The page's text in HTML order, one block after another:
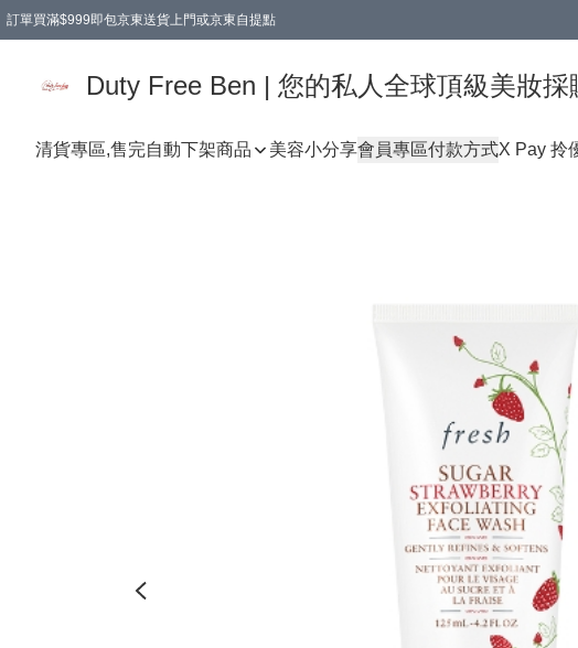
訂單買滿$999即包京東送貨上門或京東自提點
Duty Free Ben | 您的私人全球頂級美妝採
清貨專區,售完自動下架商品 美容小分享會員專區付款方式X Pay 拎